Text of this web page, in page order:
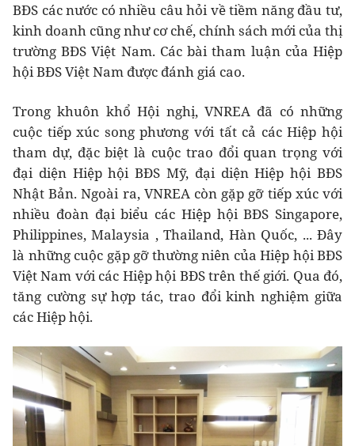
BĐS các nước có nhiều câu hỏi về tiềm năng đầu tư,
kinh doanh cũng như cơ chế, chính sách mới của thị
trường BĐS Việt Nam. Các bài tham luận của Hiệp
hội BĐS Việt Nam được đánh giá cao.
Trong khuôn khổ Hội nghị, VNREA đã có những
cuộc tiếp xúc song phương với tất cả các Hiệp hội
tham dự, đặc biệt là cuộc trao đổi quan trọng với
đại diện Hiệp hội BĐS Mỹ, đại diện Hiệp hội BĐS
Nhật Bản. Ngoài ra, VNREA còn gặp gỡ tiếp xúc với
nhiều đoàn đại biểu các Hiệp hội BĐS Singapore,
Philippines, Malaysia , Thailand, Hàn Quốc, ... Đây
là những cuộc gặp gỡ thường niên của Hiệp hội BĐS
Việt Nam với các Hiệp hội BĐS trên thế giới. Qua đó,
tăng cường sự hợp tác, trao đổi kinh nghiệm giữa
các Hiệp hội.